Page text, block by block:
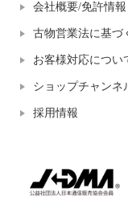
会社概要/免許情報
古物営業法に基づ
お客様対応につい
ショップチャンネ
採用情報